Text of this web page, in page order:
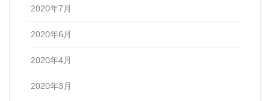
2020年7月
2020年6月
2020年4月
2020年3月